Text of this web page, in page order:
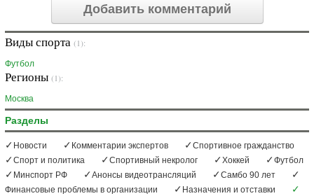
Добавить комментарий
Виды спорта (1):
Футбол
Регионы (1):
Москва
Разделы
Новости Комментарии экспертов
Спортивное гражданство
Спорт и политика
Спортивный некролог Хоккей
Футбол
Минспорт РФ
Анонсы видеотрансляций
Самбо 90 лет
Финансовые проблемы в организации
Назначения и отставки